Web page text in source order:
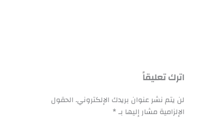
اترك تعليقاً
لن يتم نشر عنوان بريدك الإلكتروني.الحقول
الإلزامية مشار إليها بـ*